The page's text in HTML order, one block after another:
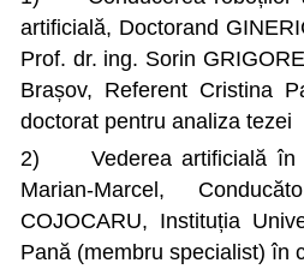
artificială, Doctorand
Prof. dr. ing. Sorin
Brașov, Referent Cristina
doctorat pentru analiza tezei
2) Vederea artificială în
Marian-Marcel,
COJOCARU, Instituția
Pană (membru specialist) în